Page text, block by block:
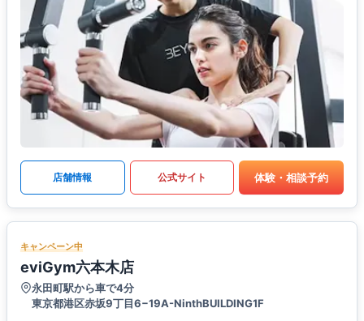
店舗情報 公式サイト 体験・相談予約
キャンペーン中
eviGym六本木店
永田町駅から車で4分
東京都港区赤坂9丁目6−19A-NinthBUILDING1F